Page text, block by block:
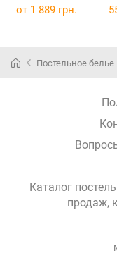
білизни King
от 1 889 грн.
Постельное белье
Каталог
продаж,